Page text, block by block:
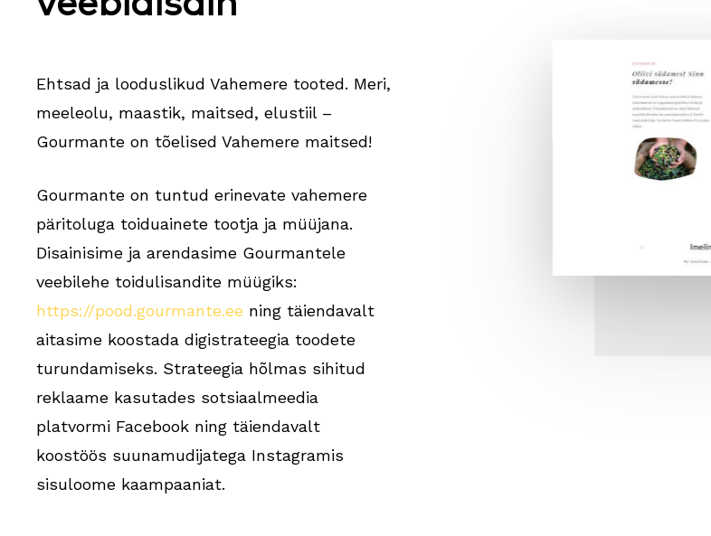
Ehtsad ja looduslikud Vahemere tooted. Meri,
meeleolu, maastik, maitsed, elustiil –
Gourmante on tõelised Vahemere maitsed!
Gourmante on tuntud erinevate vahemere
päritoluga toiduainete tootja ja müüjana.
Disainisime ja arendasime Gourmantele
veebilehe toidulisandite müügiks:
https://pood.gourmante.ee ning täiendavalt
aitasime koostada digistrateegia toodete
turundamiseks. Strateegia hõlmas sihitud
reklaame kasutades sotsiaalmeedia
platvormi Facebook ning täiendavalt
koostöös suunamudijatega Instagramis
sisuloome kaampaaniat.